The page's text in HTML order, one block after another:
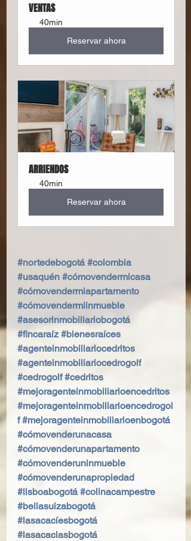
VENTAS
40min
Reservar ahora
ARRIENDOS
40min
Reservar ahora
#nortedebogotá #colombia
#usaquén #cómovendermicasa
#cómovendermiapartamento
#cómovendermiinmueble
#asesorinmobiliariobogotá
#fincaraíz #bienesraíces
#agenteinmobiliariocedritos
#agenteinmobiliariocedrogolf
#cedrogolf #cedritos
#mejoragenteinmobiliarioencedritos
#mejoragenteinmobiliarioencedrogol
f #mejoragenteinmobiliarioenbogotá
#cómovenderunacasa
#cómovenderunapartamento
#cómovenderuninmueble
#cómovenderunapropiedad
#lisboabogotá #colinacampestre
#bellasuizabogotá
#lasacacíesbogotá
#lasacaciasbogotá